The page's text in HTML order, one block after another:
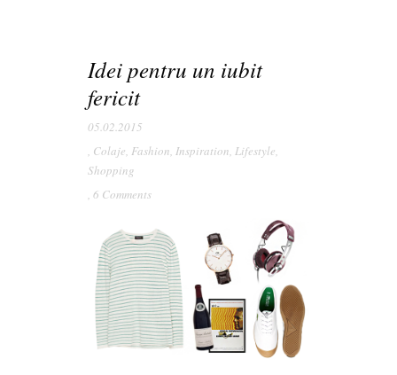
Idei pentru un iubit
fericit
05.02.2015
, Colaje, Fashion, Inspiration, Lifestyle,
Shopping
, 6 Comments